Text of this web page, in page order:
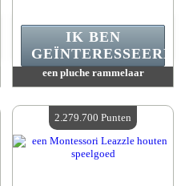
een pluche rammelaar
Beschikbare hoeveelheid :4
IK BEN
GEÏNTERESSEERD.
2.279.700 Punten